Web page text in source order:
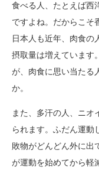
食べる人、たとえば西
ですよね。だからこそ
日本人も近年、肉食の
摂取量は増えています
が、肉食に思い当たる
か。
また、多汗の人、ニオ
られます。ふだん運動
敗物がどんどん外に出
が運動を始めてから軽